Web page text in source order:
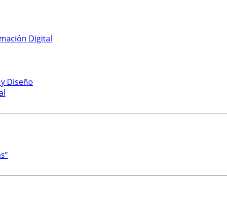
Digital
Diseño